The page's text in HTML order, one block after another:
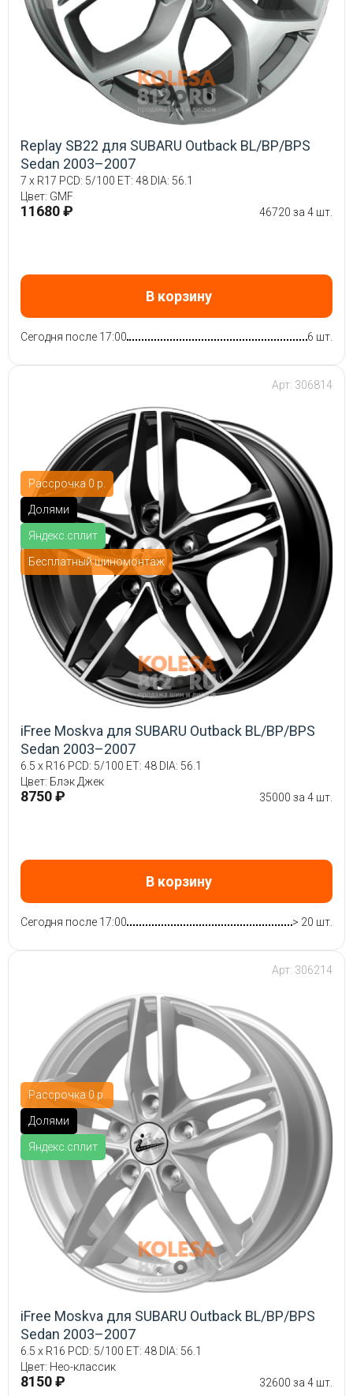
Replay SB22 для SUBARU Outback BL/BP/BPS
Sedan 2003–2007
7 x R17 PCD: 5/100 ET: 48 DIA: 56.1
Цвет: GMF
11680 ₽ 46720 за 4 шт.
В корзину
Сегодня после 17:00 6 шт.
Рассрочка 0 р.
Долями
Яндекс.сплит
Бесплатный шиномонтаж
Арт: 306814
iFree Moskva для SUBARU Outback BL/BP/BPS
Sedan 2003–2007
6.5 x R16 PCD: 5/100 ET: 48 DIA: 56.1
Цвет: Блэк Джек
8750 ₽ 35000 за 4 шт.
В корзину
Сегодня после 17:00 > 20 шт.
Рассрочка 0 р.
Долями
Яндекс.сплит
Арт: 306214
iFree Moskva для SUBARU Outback BL/BP/BPS
Sedan 2003–2007
6.5 x R16 PCD: 5/100 ET: 48 DIA: 56.1
Цвет: Нео-классик
8150 ₽ 32600 за 4 шт.